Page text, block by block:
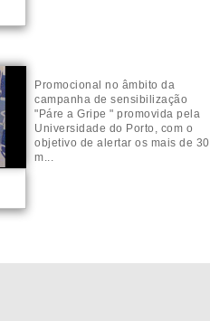
Promocional no âmbito da
campanha de sensibilização
"Páre a Gripe " promovida pela
Universidade do Porto, com o
objetivo de alertar os mais de 30
m...